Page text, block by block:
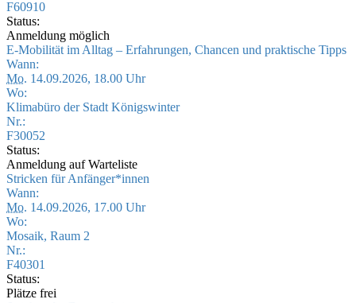
F60910
Status:
Anmeldung möglich
E-Mobilität im Alltag – Erfahrungen, Chancen und praktische Tipps
Wann:
Mo. 14.09.2026, 18.00 Uhr
Wo:
Klimabüro der Stadt Königswinter
Nr.:
F30052
Status:
Anmeldung auf Warteliste
Stricken für Anfänger*innen
Wann:
Mo. 14.09.2026, 17.00 Uhr
Wo:
Mosaik, Raum 2
Nr.:
F40301
Status:
Plätze frei